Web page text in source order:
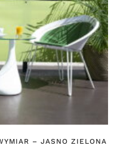
– JASNO ZIELONA